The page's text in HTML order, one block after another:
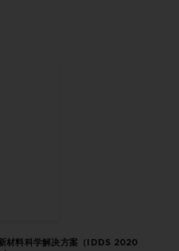
材料科学解决方案（IDDS 2020